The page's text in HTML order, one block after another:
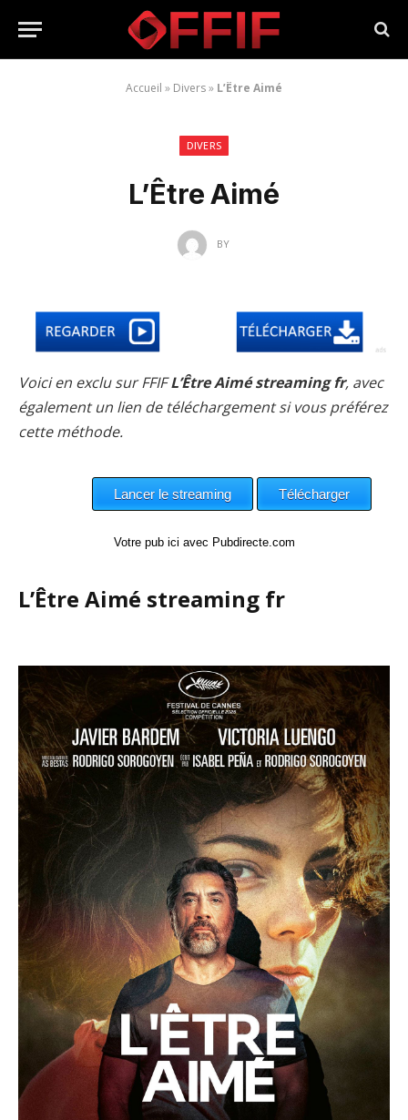
Accueil » Divers» L’Être Aimé
DIVERS
L’Être Aimé
BY
Voici en exclu sur FFIFL’Être Aimé streaming fr, avec
également un lien de téléchargement si vous préférez
cette méthode.
Votre pub ici avec Pubdirecte.com
L’Être Aimé streaming fr